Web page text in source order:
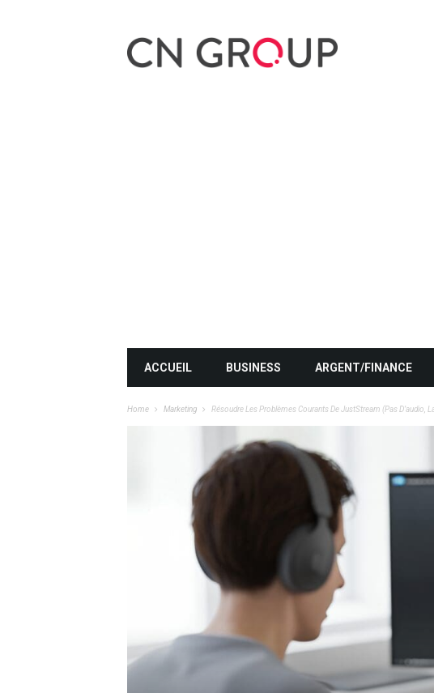
ACCUEIL BUSINESS ARGENT/FINANCE
Home Marketing Résoudre Les Problèmes Courants De JustStream (pas D’audio,